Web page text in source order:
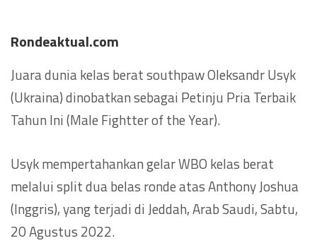
Rondeaktual.com
Juara dunia kelas berat southpaw Oleksandr Usyk
(Ukraina) dinobatkan sebagai Petinju Pria Terbaik
Tahun Ini (Male Fightter of the Year).
Usyk mempertahankan gelar WBO kelas berat
melalui split dua belas ronde atas Anthony Joshua
(Inggris), yang terjadi di Jeddah, Arab Saudi, Sabtu,
20 Agustus 2022.